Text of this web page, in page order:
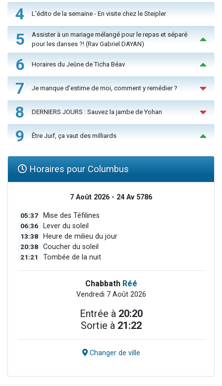
4 L'édito de la semaine - En visite chez le Steipler
5
Assister à un mariage mélangé pour le repas et séparé
pour les danses ?! (Rav Gabriel DAYAN)
6 Horaires du Jeûne de Ticha Béav
7 Je manque d'estime de moi, comment y remédier ?
8 DERNIERS JOURS : Sauvez la jambe de Yohan
9 Être Juif, ça vaut des milliards
Horaires pour Columbus
7 Août 2026 - 24 Av 5786
05:37 Mise des Téfilines
06:36 Lever du soleil
13:38 Heure de milieu du jour
20:38 Coucher du soleil
21:21 Tombée de la nuit
Chabbath Réé
Vendredi 7 Août 2026
Entrée à 20:20
Sortie à 21:22
Changer de ville